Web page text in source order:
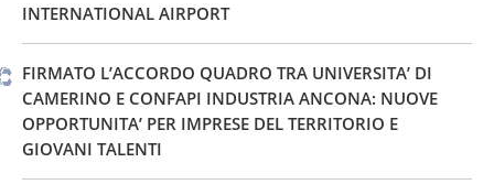
INTERNATIONAL AIRPORT
FIRMATO L’ACCORDO QUADRO TRA UNIVERSITA’ DI
CAMERINO E CONFAPI INDUSTRIA ANCONA: NUOVE
OPPORTUNITA’ PER IMPRESE DEL TERRITORIO E
GIOVANI TALENTI